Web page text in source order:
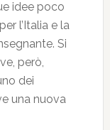
idee poco
l’Italia e la
Si
però,
dei
una nuova